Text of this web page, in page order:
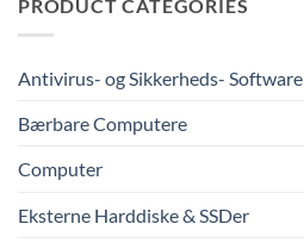
PRODUCT CATEGORIES
Antivirus- og Sikkerheds- Software
Bærbare Computere
Computer
Eksterne Harddiske & SSDer